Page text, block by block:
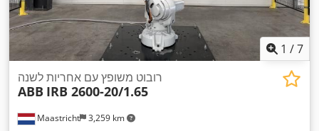
1 /7
Maastricht 3,259 km
רובוט משופץ עם אחריות לשנה
ABB IRB 2600-20/1.65